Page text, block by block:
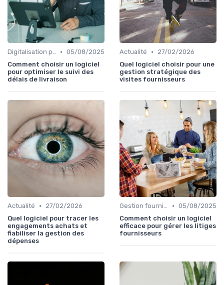
Digitalisation processus • 05/08/2025
Comment choisir un logiciel
pour optimiser le suivi des
délais de livraison
Actualité •
27/02/2026
Quel logiciel choisir pour une
gestion stratégique des
visites fournisseurs
Actualité •
27/02/2026
Quel logiciel pour tracer les
engagements achats et
fiabiliser la gestion des
dépenses
Gestion fournisseurs • 05/08/2025
Comment choisir un logiciel
efficace pour gérer les litiges
fournisseurs